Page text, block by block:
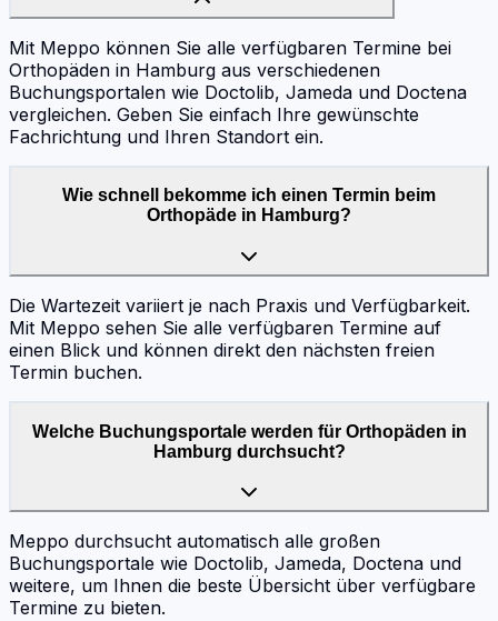
Mit Meppo können Sie alle verfügbaren Termine bei
Orthopäden in Hamburg aus verschiedenen
Buchungsportalen wie Doctolib, Jameda und Doctena
vergleichen. Geben Sie einfach Ihre gewünschte
Fachrichtung und Ihren Standort ein.
Wie schnell bekomme ich einen Termin beim
Orthopäde in Hamburg?
Die Wartezeit variiert je nach Praxis und Verfügbarkeit.
Mit Meppo sehen Sie alle verfügbaren Termine auf
einen Blick und können direkt den nächsten freien
Termin buchen.
Welche Buchungsportale werden für Orthopäden in
Hamburg durchsucht?
Meppo durchsucht automatisch alle großen
Buchungsportale wie Doctolib, Jameda, Doctena und
weitere, um Ihnen die beste Übersicht über verfügbare
Termine zu bieten.